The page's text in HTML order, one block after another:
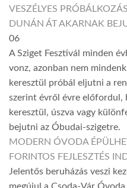
VESZÉLYES
DUNÁN ÁT AKARNAK
06
A Sziget Fesztivál minden
vonz, azonban nem
keresztül próbál eljutni a
szerint évről évre előfordul,
keresztül, úszva vagy
bejutni az Óbudai-szigetre.
MODERN ÓVODA
FORINTOS FEJLESZTÉS
Jelentős beruházás veszi